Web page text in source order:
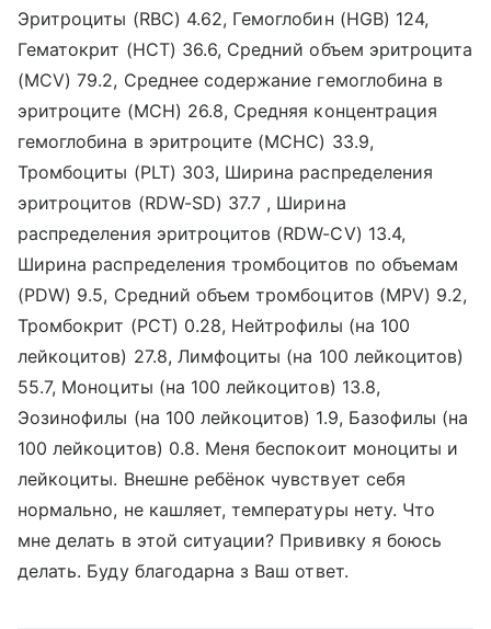
Эритроциты (RBC) 4.62, Гемоглобин (HGB) 124,
Гематокрит (HCT) 36.6, Средний объем эритроцита
(MCV) 79.2, Среднее содержание гемоглобина в
эритроците (МСН) 26.8, Средняя концентрация
гемоглобина в эритроците (МСНС) 33.9,
Тромбоциты (PLT) 303, Ширина распределения
эритроцитов (RDW-SD) 37.7 , Ширина
распределения эритроцитов (RDW-CV) 13.4,
Ширина распределения тромбоцитов по объемам
(PDW) 9.5, Средний объем тромбоцитов (MPV) 9.2,
Тромбокрит (PCT) 0.28, Нейтрофилы (на 100
лейкоцитов) 27.8, Лимфоциты (на 100 лейкоцитов)
55.7, Моноциты (на 100 лейкоцитов) 13.8,
Эозинофилы (на 100 лейкоцитов) 1.9, Базофилы (на
100 лейкоцитов) 0.8. Меня беспокоит моноциты и
лейкоциты. Внешне ребёнок чувствует себя
нормально, не кашляет, температуры нету. Что
мне делать в этой ситуации? Прививку я боюсь
делать. Буду благодарна з Ваш ответ.